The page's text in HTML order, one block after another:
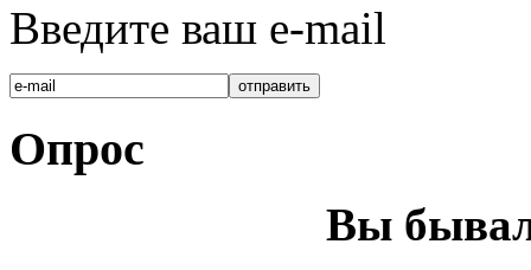
Введите ваш e-mail
Опрос
Вы